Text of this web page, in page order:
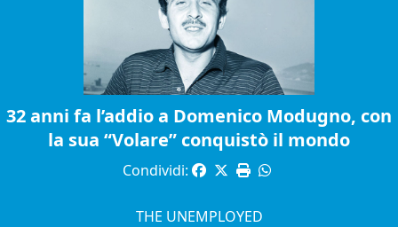
32 anni fa l’addio a Domenico Modugno, con
la sua “Volare” conquistò il mondo
Condividi:
THE UNEMPLOYED